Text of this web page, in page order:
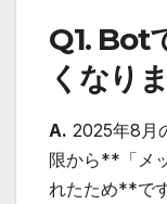
Q1. Bot
くなり
A. 2025年8月
限から**「メ
れたため**で